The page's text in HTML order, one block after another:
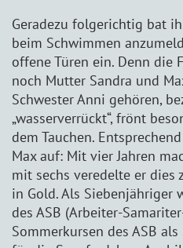
Geradezu folgerichtig bat
beim Schwimmen
offene Türen ein. Denn die
noch Mutter Sandra und
Schwester Anni gehören,
„wasserverrückt“, frönt
dem Tauchen.
Max auf: Mit vier Jahren
mit sechs veredelte er dies
in Gold. Als Siebenjähriger
des ASB (Arbeiter-
Sommerkursen des ASB